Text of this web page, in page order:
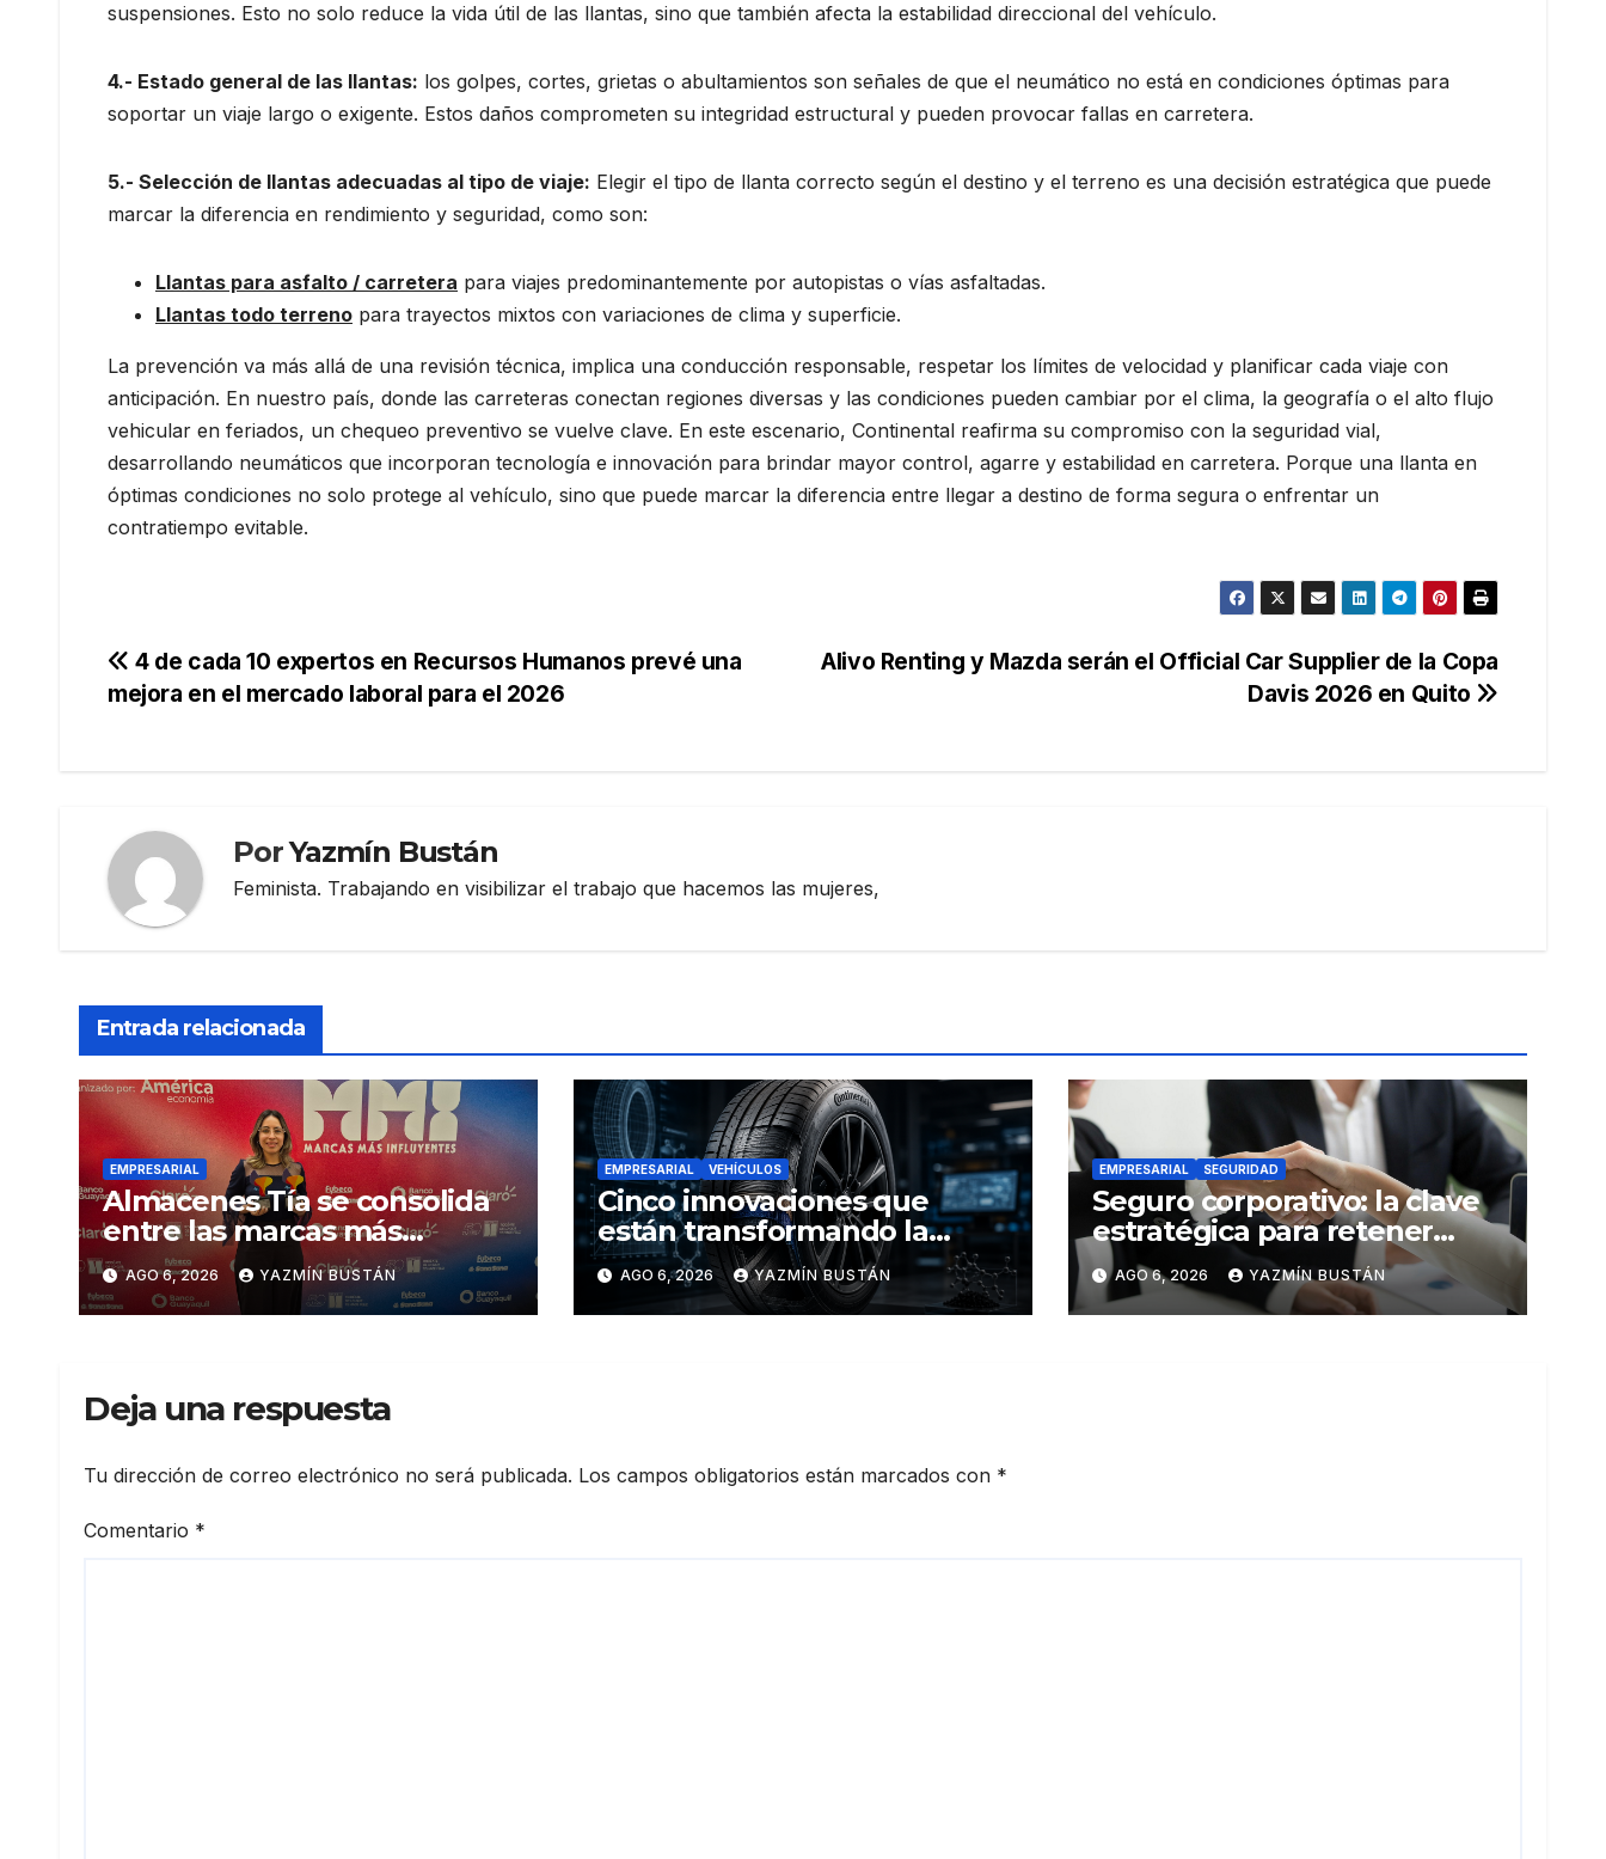
suspensiones. Esto no solo reduce la vida útil de las llantas, sino que también afecta la estabilidad direccional del vehículo.
4.- Estado general de las llantas: los golpes, cortes, grietas o abultamientos son señales de que el neumático no está en condiciones óptimas para
soportar un viaje largo o exigente. Estos daños comprometen su integridad estructural y pueden provocar fallas en carretera.
5.- Selección de llantas adecuadas al tipo de viaje: Elegir el tipo de llanta correcto según el destino y el terreno es una decisión estratégica que puede
marcar la diferencia en rendimiento y seguridad, como son:
Llantas para asfalto / carretera para viajes predominantemente por autopistas o vías asfaltadas.
Llantas todo terreno para trayectos mixtos con variaciones de clima y superficie.
La prevención va más allá de una revisión técnica, implica una conducción responsable, respetar los límites de velocidad y planificar cada viaje con
anticipación. En nuestro país, donde las carreteras conectan regiones diversas y las condiciones pueden cambiar por el clima, la geografía o el alto flujo
vehicular en feriados, un chequeo preventivo se vuelve clave. En este escenario, Continental reafirma su compromiso con la seguridad vial,
desarrollando neumáticos que incorporan tecnología e innovación para brindar mayor control, agarre y estabilidad en carretera. Porque una llanta en
óptimas condiciones no solo protege al vehículo, sino que puede marcar la diferencia entre llegar a destino de forma segura o enfrentar un
contratiempo evitable.
Navegación
de
Alivo Renting y Mazda serán el Official Car Supplier de la Copa
Davis 2026 en Quito
4 de cada 10 expertos en Recursos Humanos prevé una
mejora en el mercado laboral para el 2026
PorYazmín Bustán
Feminista. Trabajando en visibilizar el trabajo que hacemos las mujeres,
Entrada relacionada
EMPRESARIAL
Almacenes Tía se consolida
entre las marcas más
influyentes del Ecuador
AGO 6, 2026 YAZMÍN BUSTÁN
EMPRESARIAL VEHÍCULOS
Cinco innovaciones que
están transformando la
industria de los neumáticos y
redefinen el futuro de la
movilidad
AGO 6, 2026 YAZMÍN BUSTÁN
EMPRESARIAL SEGURIDAD
Seguro corporativo: la clave
estratégica para retener
talento en Ecuador
AGO 6, 2026 YAZMÍN BUSTÁN
Deja una respuesta
Tu dirección de correo electrónico no será publicada. Los campos obligatorios están marcados con *
Comentario *